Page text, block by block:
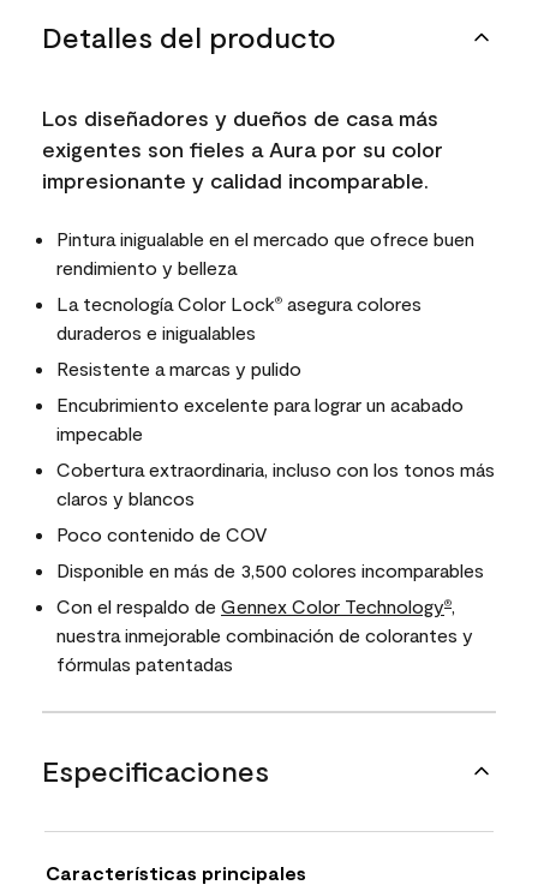
Detalles del producto
Los diseñadores y dueños de casa más
exigentes son fieles a Aura por su color
impresionante y calidad incomparable.
Pintura inigualable en el mercado que ofrece buen
rendimiento y belleza
La tecnología Color Lock® asegura colores
duraderos e inigualables
Resistente a marcas y pulido
Encubrimiento excelente para lograr un acabado
impecable
Cobertura extraordinaria, incluso con los tonos más
claros y blancos
Poco contenido de COV
Disponible en más de 3,500 colores incomparables
Con el respaldo de Gennex Color Technology®,
nuestra inmejorable combinación de colorantes y
fórmulas patentadas
Especificaciones
Características principales